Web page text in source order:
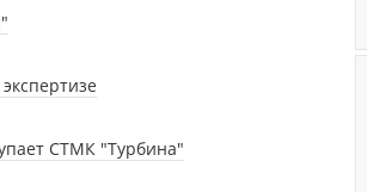
СТМК "Турбина"